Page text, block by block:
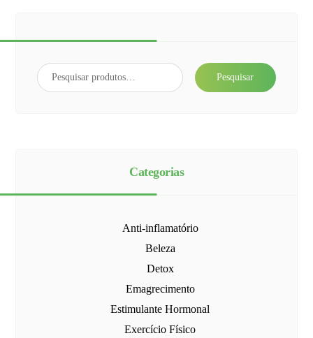
Pesquisar
Categorias
Anti-inflamatório
Beleza
Detox
Emagrecimento
Estimulante Hormonal
Exercício Físico